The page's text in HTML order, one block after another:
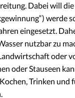
Dabei will
werde
eingesetzt.
nutzbar zu
oder
oder Stauseen
Trinken